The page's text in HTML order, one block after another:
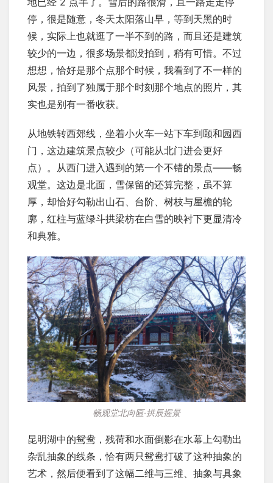
停，很是随意，冬天太阳落山早，等到天黑的时
候，实际上也就逛了一半不到的路，而且还是建筑
较少的一边，很多场景都没拍到，稍有可惜。不过
想想，恰好是那个点那个时候，我看到了不一样的
风景，拍到了独属于那个时刻那个地点的照片，其
实也是别有一番收获。
从地铁转西郊线，坐着小火车一站下车到颐和园西
门，这边建筑景点较少（可能从北门进会更好
点）。从西门进入遇到的第一个不错的景点——畅
观堂。这边是北面，雪保留的还算完整，虽不算
厚，却恰好勾勒出山石、台阶、树枝与屋檐的轮
廓，红柱与蓝绿斗拱梁枋在白雪的映衬下更显清冷
和典雅。
畅观堂北向匾·拱辰握景
昆明湖中的鸳鸯，残荷和水面倒影在水幕上勾勒出
杂乱抽象的线条，恰有两只鸳鸯打破了这种抽象的
艺术，然后便看到了这幅二维与三维、抽象与具象